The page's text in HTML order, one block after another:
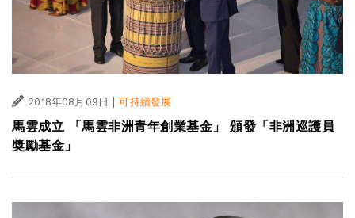
2018年08月09日 | 可持續發展
馬雲成立 「馬雲非洲青年創業基金」 頒發「非洲巡護員
獎勵基金」